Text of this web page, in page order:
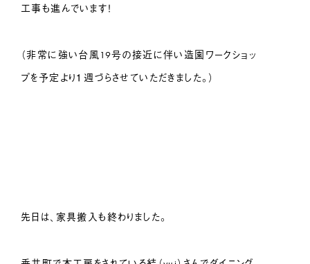
工事も進んでいます！
（非常に強い台風19号の接近に伴い造園ワークショッ
プを予定より１週づらさせていただきました。）
先日は、家具搬入も終わりました。